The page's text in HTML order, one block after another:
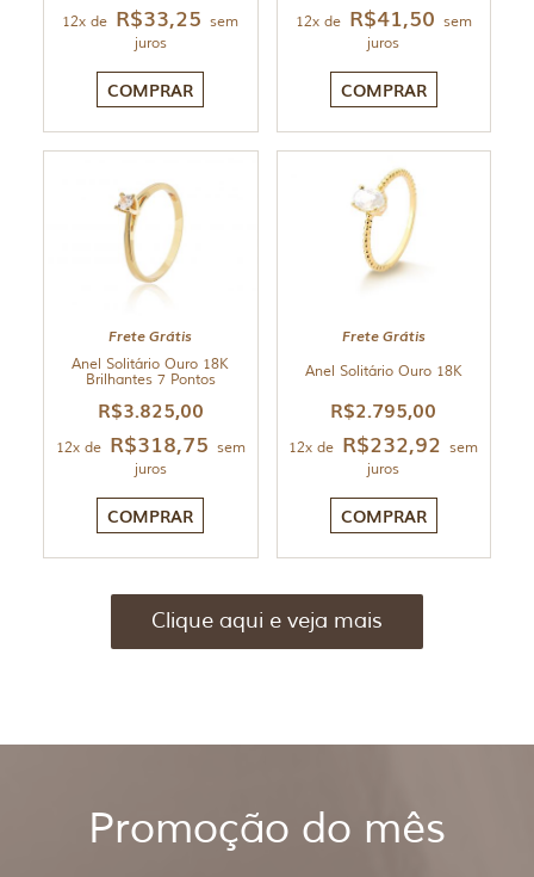
12x de R$33,25 sem
juros
COMPRAR
12x de R$41,50 sem
juros
COMPRAR
Frete Grátis
Anel Solitário Ouro 18K
Brilhantes 7 Pontos
R$3.825,00
12x de R$318,75 sem
juros
COMPRAR
Frete Grátis
Anel Solitário Ouro 18K
R$2.795,00
12x de R$232,92 sem
juros
COMPRAR
Clique aqui e veja mais
Promoção do mês